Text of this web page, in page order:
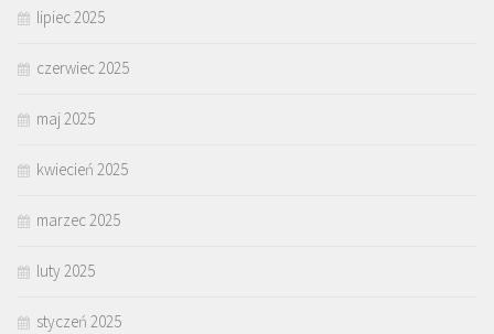
lipiec 2025
czerwiec 2025
maj 2025
kwiecień 2025
marzec 2025
luty 2025
styczeń 2025